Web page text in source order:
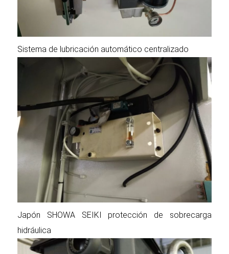
Sistema de lubricación automático centralizado
Japón SHOWA SEIKI protección de sobrecarga
hidráulica